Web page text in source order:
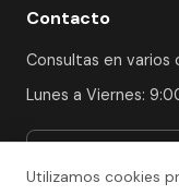
Contacto
Consultas en varios
Lunes a Viernes:
Utilizamos cookies